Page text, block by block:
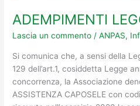
ADEMPIMENTI
Lascia un commento /ANPAS,
Si comunica che, a sensi della
129 dell’art.1, cosiddetta Legge
concorrenza, la Associazione
ASSISTENZA CAPOSELE con